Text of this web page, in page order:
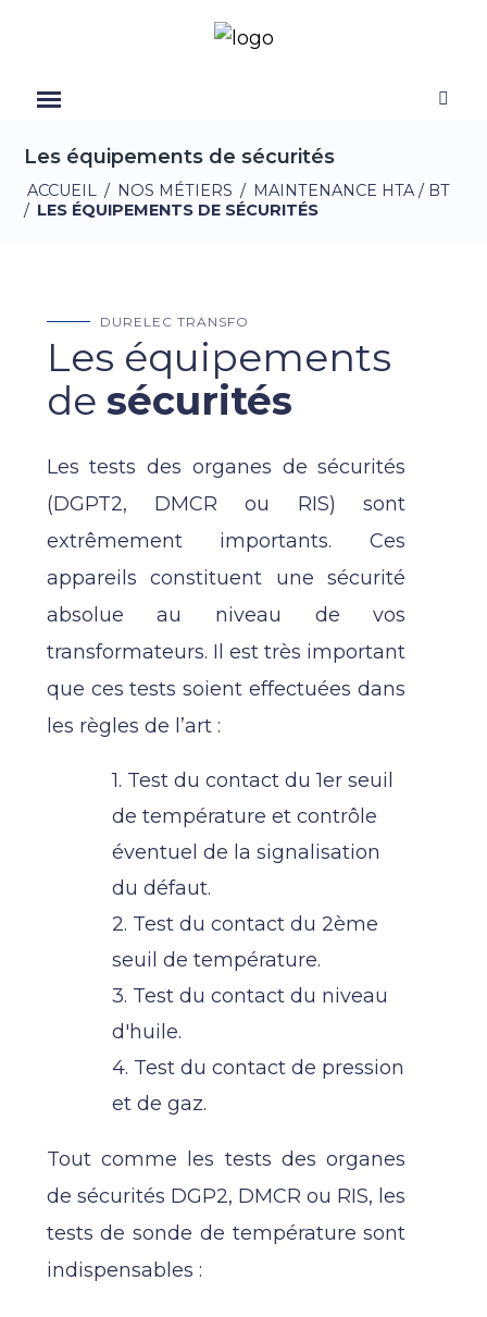
Les équipements de sécurités
ACCUEIL / NOS MÉTIERS / MAINTENANCE HTA / BT
/ LES ÉQUIPEMENTS DE SÉCURITÉS
DURELEC TRANSFO
Les équipements
de sécurités
Les tests des organes de sécurités
(DGPT2, DMCR ou RIS) sont
extrêmement importants. Ces
appareils constituent une sécurité
absolue au niveau de vos
transformateurs. Il est très important
que ces tests soient effectuées dans
les règles de l’art :
1. Test du contact du 1er seuil
de température et contrôle
éventuel de la signalisation
du défaut.
2. Test du contact du 2ème
seuil de température.
3. Test du contact du niveau
d'huile.
4. Test du contact de pression
et de gaz.
Tout comme les tests des organes
de sécurités DGP2, DMCR ou RIS, les
tests de sonde de température sont
indispensables :